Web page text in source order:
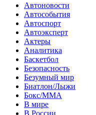
Автоновости
Автособытия
Автоспорт
Автоэксперт
Актеры
Аналитика
Баскетбол
Безопасность
Безумный мир
Биатлон/Лыжи
Бокс/MMA
В мире
В России